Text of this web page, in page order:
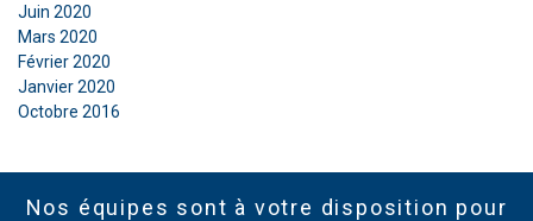
Juin 2020
Mars 2020
Février 2020
Janvier 2020
Octobre 2016
Nos équipes sont à votre disposition pour
AFFICHER LES DÉTAILS